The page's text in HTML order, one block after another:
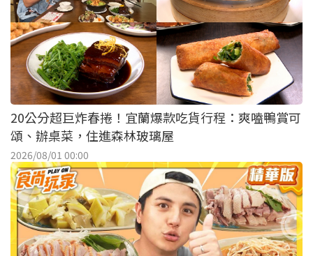
20公分超巨炸春捲！宜蘭爆款吃貨行程：爽嗑鴨賞可
頌、辦桌菜，住進森林玻璃屋
2026/08/01 00:00